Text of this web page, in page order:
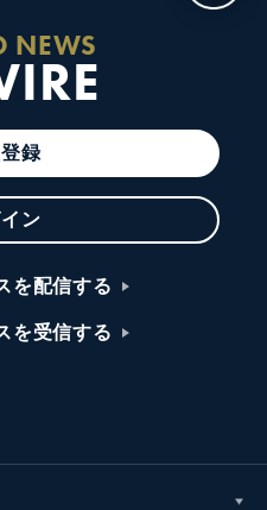
NEWS
録
ン
を配信する
を受信する